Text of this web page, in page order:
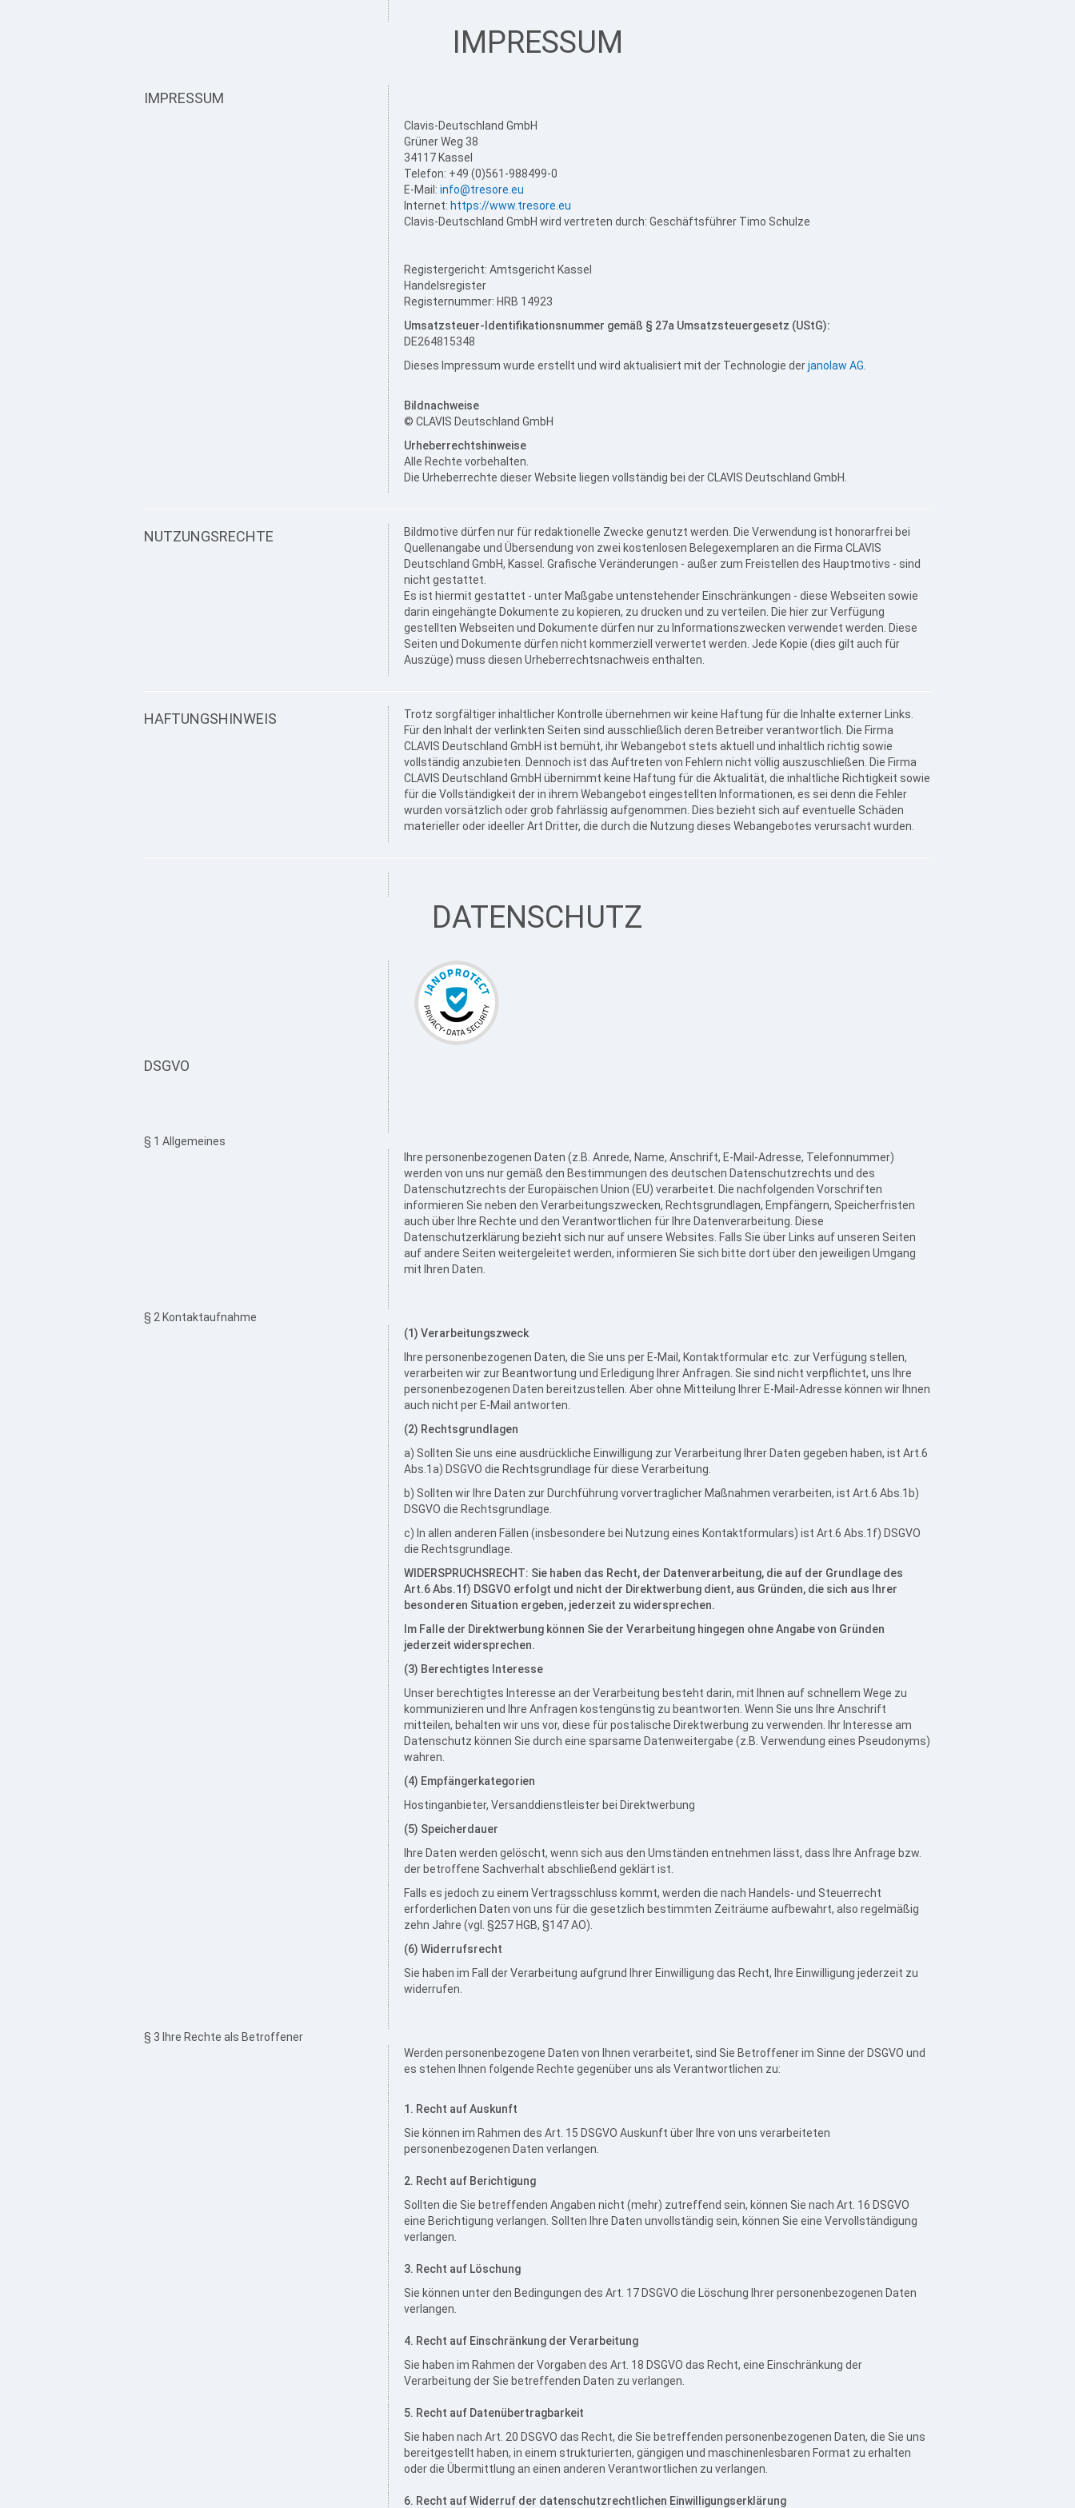
Tresor / Tresorraum
IMPRESSUM
IMPRESSUM
Clavis-Deutschland GmbH
Grüner Weg 38
34117 Kassel
Telefon: +49 (0)561-988499-0
E-Mail: info@tresore.eu
Internet: https://www.tresore.eu
Clavis-Deutschland GmbH wird vertreten durch: Geschäftsführer Timo Schulze
Registergericht: Amtsgericht Kassel
Handelsregister
Registernummer: HRB 14923
Umsatzsteuer-Identifikationsnummer gemäß § 27a Umsatzsteuergesetz (UStG):
DE264815348
Dieses Impressum wurde erstellt und wird aktualisiert mit der Technologie derjanolaw AG
Bildnachweise
© CLAVIS Deutschland GmbH
Urheberrechtshinweise
Alle Rechte vorbehalten.
Die Urheberrechte dieser Website liegen vollständig bei der CLAVIS Deutschland GmbH.
NUTZUNGSRECHTE
Bildmotive dürfen nur für redaktionelle Zwecke genutzt werden. Die Verwendung ist honorarfrei bei
Quellenangabe und Übersendung von zwei kostenlosen Belegexemplaren an die Firma CLAVIS
Deutschland GmbH, Kassel. Grafische Veränderungen - außer zum Freistellen des Hauptmotivs - sind
nicht gestattet.
Es ist hiermit gestattet - unter Maßgabe untenstehender Einschränkungen - diese Webseiten sowie
darin eingehängte Dokumente zu kopieren, zu drucken und zu verteilen. Die hier zur Verfügung
gestellten Webseiten und Dokumente dürfen nur zu Informationszwecken verwendet werden. Diese
Seiten und Dokumente dürfen nicht kommerziell verwertet werden. Jede Kopie (dies gilt auch für
Auszüge) muss diesen Urheberrechtsnachweis enthalten.
HAFTUNGSHINWEIS
Trotz sorgfältiger inhaltlicher Kontrolle übernehmen wir keine Haftung für die Inhalte externer Links.
Für den Inhalt der verlinkten Seiten sind ausschließlich deren Betreiber verantwortlich. Die Firma
CLAVIS Deutschland GmbH ist bemüht, ihr Webangebot stets aktuell und inhaltlich richtig sowie
vollständig anzubieten. Dennoch ist das Auftreten von Fehlern nicht völlig auszuschließen. Die Firma
CLAVIS Deutschland GmbH übernimmt keine Haftung für die Aktualität, die inhaltliche Richtigkeit sowie
für die Vollständigkeit der in ihrem Webangebot eingestellten Informationen, es sei denn die Fehler
wurden vorsätzlich oder grob fahrlässig aufgenommen. Dies bezieht sich auf eventuelle Schäden
materieller oder ideeller Art Dritter, die durch die Nutzung dieses Webangebotes verursacht wurden.
DATENSCHUTZ
DSGVO
§ 1 Allgemeines
Ihre personenbezogenen Daten (z.B. Anrede, Name, Anschrift, E-Mail-Adresse, Telefonnummer)
werden von uns nur gemäß den Bestimmungen des deutschen Datenschutzrechts und des
Datenschutzrechts der Europäischen Union (EU) verarbeitet. Die nachfolgenden Vorschriften
informieren Sie neben den Verarbeitungszwecken, Rechtsgrundlagen, Empfängern, Speicherfristen
auch über Ihre Rechte und den Verantwortlichen für Ihre Datenverarbeitung. Diese
Datenschutzerklärung bezieht sich nur auf unsere Websites. Falls Sie über Links auf unseren Seiten
auf andere Seiten weitergeleitet werden, informieren Sie sich bitte dort über den jeweiligen Umgang
mit Ihren Daten.
§ 2 Kontaktaufnahme
(1) Verarbeitungszweck
Ihre personenbezogenen Daten, die Sie uns per E-Mail, Kontaktformular etc. zur Verfügung stellen,
verarbeiten wir zur Beantwortung und Erledigung Ihrer Anfragen. Sie sind nicht verpflichtet, uns Ihre
personenbezogenen Daten bereitzustellen. Aber ohne Mitteilung Ihrer E-Mail-Adresse können wir Ihnen
auch nicht per E-Mail antworten.
(2) Rechtsgrundlagen
a) Sollten Sie uns eine ausdrückliche Einwilligung zur Verarbeitung Ihrer Daten gegeben haben, ist Art.6
Abs.1a) DSGVO die Rechtsgrundlage für diese Verarbeitung.
b) Sollten wir Ihre Daten zur Durchführung vorvertraglicher Maßnahmen verarbeiten, ist Art.6 Abs.1b)
DSGVO die Rechtsgrundlage.
c) In allen anderen Fällen (insbesondere bei Nutzung eines Kontaktformulars) ist Art.6 Abs.1f) DSGVO
die Rechtsgrundlage.
WIDERSPRUCHSRECHT: Sie haben das Recht, der Datenverarbeitung, die auf der Grundlage des
Art.6 Abs.1f) DSGVO erfolgt und nicht der Direktwerbung dient, aus Gründen, die sich aus Ihrer
besonderen Situation ergeben, jederzeit zu widersprechen.
Im Falle der Direktwerbung können Sie der Verarbeitung hingegen ohne Angabe von Gründen
jederzeit widersprechen.
(3) Berechtigtes Interesse
Unser berechtigtes Interesse an der Verarbeitung besteht darin, mit Ihnen auf schnellem Wege zu
kommunizieren und Ihre Anfragen kostengünstig zu beantworten. Wenn Sie uns Ihre Anschrift
mitteilen, behalten wir uns vor, diese für postalische Direktwerbung zu verwenden. Ihr Interesse am
Datenschutz können Sie durch eine sparsame Datenweitergabe (z.B. Verwendung eines Pseudonyms)
wahren.
(4) Empfängerkategorien
Hostinganbieter, Versanddienstleister bei Direktwerbung
(5) Speicherdauer
Ihre Daten werden gelöscht, wenn sich aus den Umständen entnehmen lässt, dass Ihre Anfrage bzw.
der betroffene Sachverhalt abschließend geklärt ist.
Falls es jedoch zu einem Vertragsschluss kommt, werden die nach Handels- und Steuerrecht
erforderlichen Daten von uns für die gesetzlich bestimmten Zeiträume aufbewahrt, also regelmäßig
zehn Jahre (vgl. §257 HGB, §147 AO).
(6) Widerrufsrecht
Sie haben im Fall der Verarbeitung aufgrund Ihrer Einwilligung das Recht, Ihre Einwilligung jederzeit zu
widerrufen.
§ 3 Ihre Rechte als Betroffener
Werden personenbezogene Daten von Ihnen verarbeitet, sind Sie Betroffener im Sinne der DSGVO und
es stehen Ihnen folgende Rechte gegenüber uns als Verantwortlichen zu:
1. Recht auf Auskunft
Sie können im Rahmen des Art. 15 DSGVO Auskunft über Ihre von uns verarbeiteten
personenbezogenen Daten verlangen.
2. Recht auf Berichtigung
Sollten die Sie betreffenden Angaben nicht (mehr) zutreffend sein, können Sie nach Art. 16 DSGVO
eine Berichtigung verlangen. Sollten Ihre Daten unvollständig sein, können Sie eine Vervollständigung
verlangen.
3. Recht auf Löschung
Sie können unter den Bedingungen des Art. 17 DSGVO die Löschung Ihrer personenbezogenen Daten
verlangen.
4. Recht auf Einschränkung der Verarbeitung
Sie haben im Rahmen der Vorgaben des Art. 18 DSGVO das Recht, eine Einschränkung der
Verarbeitung der Sie betreffenden Daten zu verlangen.
5. Recht auf Datenübertragbarkeit
Sie haben nach Art. 20 DSGVO das Recht, die Sie betreffenden personenbezogenen Daten, die Sie uns
bereitgestellt haben, in einem strukturierten, gängigen und maschinenlesbaren Format zu erhalten
oder die Übermittlung an einen anderen Verantwortlichen zu verlangen.
6. Recht auf Widerruf der datenschutzrechtlichen Einwilligungserklärung